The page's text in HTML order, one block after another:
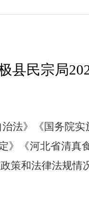
县民宗局
法》《国务院
》《河北省清真
策和法律法规情